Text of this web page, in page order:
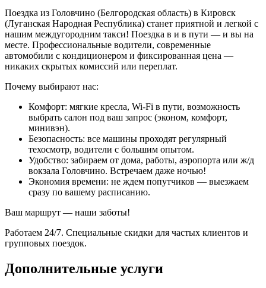
Поездка из Головчино (Белгородская область) в Кировск
(Луганская Народная Республика) станет приятной и легкой с
нашим междугородним такси! Поездка в и в пути — и вы на
месте. Профессиональные водители, современные
автомобили с кондиционером и фиксированная цена —
никаких скрытых комиссий или переплат.
Почему выбирают нас:
Комфорт: мягкие кресла, Wi-Fi в пути, возможность
выбрать салон под ваш запрос (эконом, комфорт,
минивэн).
Безопасность: все машины проходят регулярный
техосмотр, водители с большим опытом.
Удобство: забираем от дома, работы, аэропорта или ж/д
вокзала Головчино. Встречаем даже ночью!
Экономия времени: не ждем попутчиков — выезжаем
сразу по вашему расписанию.
Ваш маршрут — наши заботы!
Работаем 24/7. Специальные скидки для частых клиентов и
групповых поездок.
Дополнительные услуги